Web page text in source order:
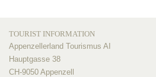
TOURIST INFORMATION
Appenzellerland Tourismus AI
Hauptgasse 38
CH-9050 Appenzell